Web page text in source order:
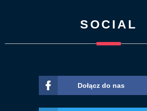
SOCIAL
Dołącz do nas